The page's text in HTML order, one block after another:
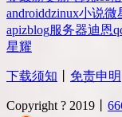
androiddzinux小说微
apizblog服务器迪恩
星耀
下载须知 免责申明
Copyright ? 2019丨